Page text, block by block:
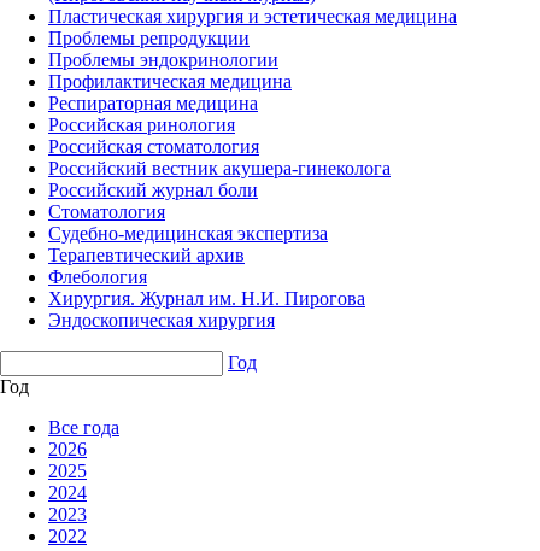
Пластическая хирургия и эстетическая медицина
Проблемы репродукции
Проблемы эндокринологии
Профилактическая медицина
Респираторная медицина
Российская ринология
Российская стоматология
Российский вестник акушера-гинеколога
Российский журнал боли
Стоматология
Судебно-медицинская экспертиза
Терапевтический архив
Флебология
Хирургия. Журнал им. Н.И. Пирогова
Эндоскопическая хирургия
Год
Год
Все года
2026
2025
2024
2023
2022